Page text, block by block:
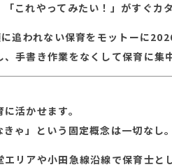
これやってみたい！」がすぐカ
追われない保育をモットーに
手書き作業をなくして保育に集
活かせます。
ゃ」という固定概念は一切なし。
リアや小田急線沿線で保育士